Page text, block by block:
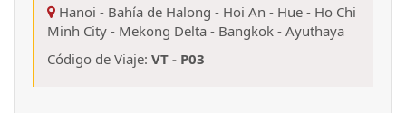
Hanoi - Bahía de Halong - Hoi An - Hue - Ho Chi
Minh City - Mekong Delta - Bangkok - Ayuthaya
Código de Viaje: VT - P03